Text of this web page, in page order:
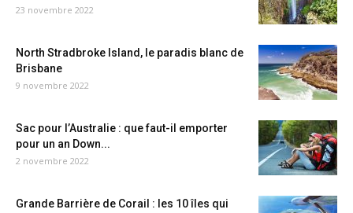
23 novembre 2022
North Stradbroke Island, le paradis blanc de
Brisbane
9 novembre 2022
Sac pour l’Australie : que faut-il emporter
pour un an Down...
2 novembre 2022
Grande Barrière de Corail : les 10 îles qui